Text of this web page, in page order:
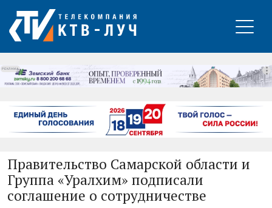
РЕКЛАМА
Правительство Самарской области и
Группа «Уралхим» подписали
соглашение о сотрудничестве